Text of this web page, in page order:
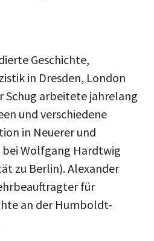
Geschichte,
in Dresden, London
Schug arbeitete jahrelang
und verschiedene
in Neuerer und
bei Wolfgang Hardtwig
zu Berlin). Alexander
für
an der Humboldt-